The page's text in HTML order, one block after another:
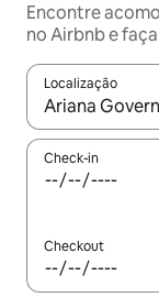
Encontre
no Airbnb e
Localização
Quando os
Check-in
Checkout